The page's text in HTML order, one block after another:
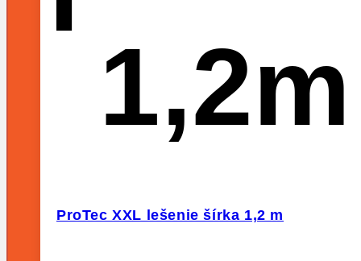
1,2m
ProTec XXL lešenie šírka 1,2 m